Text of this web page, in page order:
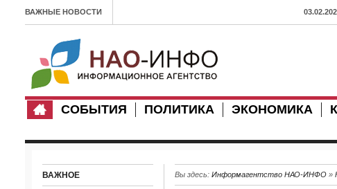
ВАЖНЫЕ НОВОСТИ
СОБЫТИЯ ПОЛИТИКА ЭКОНОМИКА
Вы здесь: Информагентство НАО-ИНФО»
ВАЖНОЕ